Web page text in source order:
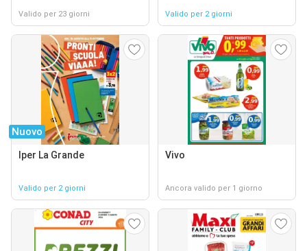
Valido per 23 giorni Valido per 2 giorni
Nuovo
Iper La Grande
Valido per 2 giorni
Vivo
Ancora valido per 1 giorno